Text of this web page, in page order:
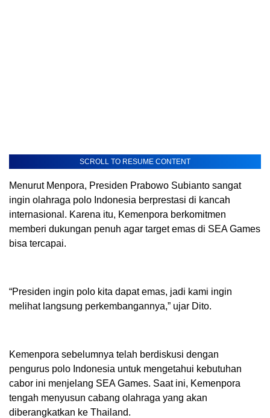
SCROLL TO RESUME CONTENT
Menurut Menpora, Presiden Prabowo Subianto sangat
ingin olahraga polo Indonesia berprestasi di kancah
internasional. Karena itu, Kemenpora berkomitmen
memberi dukungan penuh agar target emas di SEA Games
bisa tercapai.
“Presiden ingin polo kita dapat emas, jadi kami ingin
melihat langsung perkembangannya,” ujar Dito.
Kemenpora sebelumnya telah berdiskusi dengan
pengurus polo Indonesia untuk mengetahui kebutuhan
cabor ini menjelang SEA Games. Saat ini, Kemenpora
tengah menyusun cabang olahraga yang akan
diberangkatkan ke Thailand.